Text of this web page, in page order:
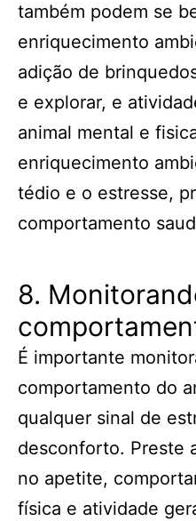
também podem se
enriquecimento
adição de
e explorar, e
animal mental e
enriquecimento
tédio e o estresse,
comportamento
8.
É importante
comportamento do
qualquer sinal de
desconforto. Preste
no apetite,
física e atividade